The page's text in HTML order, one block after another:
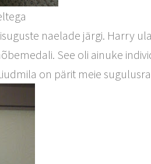
naelade järgi. Harry
See oli ainuke
on pärit meie